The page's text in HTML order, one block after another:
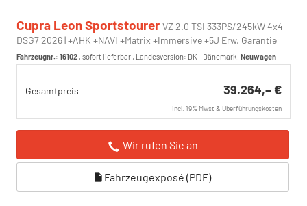
Cupra Leon Sportstourer VZ 2.0 TSI 333PS/245kW 4x4
DSG7 2026 | +AHK +NAVI +Matrix +Immersive +5J Erw. Garantie
Fahrzeugnr.: 16102 , sofort lieferbar , Landesversion: DK - Dänemark, Neuwagen
Gesamtpreis 39.264,– €
incl. 19% Mwst & Überführungskosten
Wir rufen Sie an
Fahrzeugexposé (PDF)